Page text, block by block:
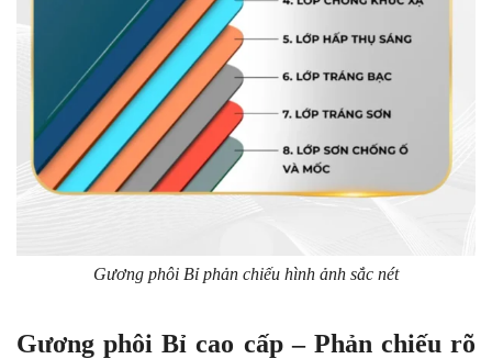
Gương phôi Bỉ phản chiếu hình ảnh sắc nét
Gương phôi Bỉ cao cấp – Phản chiếu rõ